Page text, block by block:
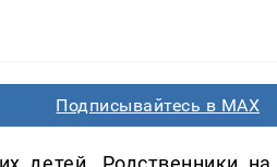
Подписывайтесь в MAX